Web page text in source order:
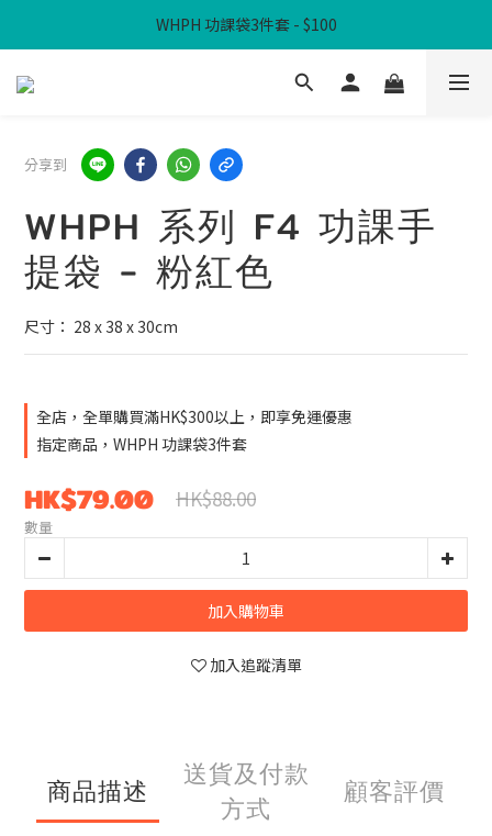
滿$300免本地運費
WHPH 功課袋3件套 - $100
滿$300免本地運費
分享到
WHPH 系列 F4 功課手
提袋 - 粉紅色
尺寸： 28 x 38 x 30cm
全店，全單購買滿HK$300以上，即享免運優惠
指定商品，WHPH 功課袋3件套
HK$79.00 HK$88.00
數量
加入購物車
加入追蹤清單
商品描述
送貨及付款
方式
顧客評價